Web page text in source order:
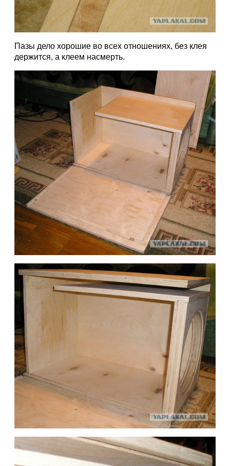
Пазы дело хорошие во всех отношениях, без клея
держится, а клеем насмерть.